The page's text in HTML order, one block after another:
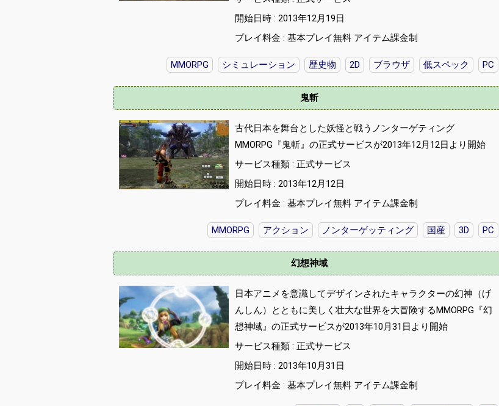
開始日時 : 2013年12月19日
プレイ料金 : 基本プレイ無料 アイテム課金制
MMORPG シミュレーション 歴史物 2D ブラウザ 低スペック PC
鬼斬
古代日本を舞台とした妖怪と戦うノンターゲティング
MMORPG『鬼斬』の正式サービスが2013年12月12日より開始
サービス種類 : 正式サービス
開始日時 : 2013年12月12日
プレイ料金 : 基本プレイ無料 アイテム課金制
MMORPG アクション ノンターゲッティング 国産 3D PC
幻想神域
日本アニメを意識してデザインされたキャラクターの幻神（げ
んしん）とともに美しく壮大な世界を大冒険するMMORPG『幻
想神域』の正式サービスが2013年10月31日より開始
サービス種類 : 正式サービス
開始日時 : 2013年10月31日
プレイ料金 : 基本プレイ無料 アイテム課金制